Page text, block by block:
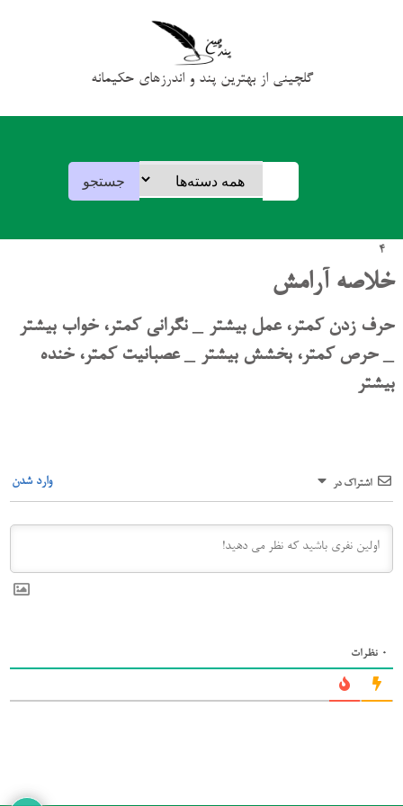
گلچینی از بهترین پند و اندرزهای حکیمانه
4
خلاصه آرامش
حرف زدن کمتر، عمل بیشتر _ نگرانی کمتر، خواب بیشتر
_ حرص کمتر، بخشش بیشتر _ عصبانیت کمتر، خنده
بیشتر
اشتراک در وارد شدن
0 نظرات